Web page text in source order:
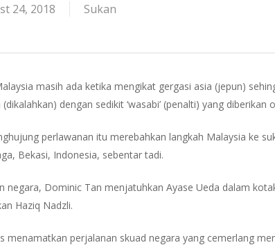
24, 2018 Sukan
masih ada ketika mengikat gergasi asia (jepun)
(dikalahkan) dengan sedikit ‘wasabi’ (penalti) yang diberikan
perlawanan itu merebahkan langkah Malaysia ke
Bekasi, Indonesia, sebentar tadi.
negara, Dominic Tan menjatuhkan Ayase Ueda dalam
Haziq Nadzli.
menamatkan perjalanan skuad negara yang cemerlang